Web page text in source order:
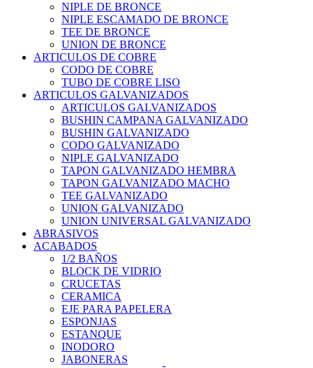
NIPLE DE BRONCE
NIPLE ESCAMADO DE BRONCE
TEE DE BRONCE
UNION DE BRONCE
ARTICULOS DE COBRE
CODO DE COBRE
TUBO DE COBRE LISO
ARTICULOS GALVANIZADOS
ARTICULOS GALVANIZADOS
BUSHIN CAMPANA GALVANIZADO
BUSHIN GALVANIZADO
CODO GALVANIZADO
NIPLE GALVANIZADO
TAPON GALVANIZADO HEMBRA
TAPON GALVANIZADO MACHO
TEE GALVANIZADO
UNION GALVANIZADO
UNION UNIVERSAL GALVANIZADO
ABRASIVOS
ACABADOS
1/2 BAÑOS
BLOCK DE VIDRIO
CRUCETAS
CERAMICA
EJE PARA PAPELERA
ESPONJAS
ESTANQUE
INODORO
JABONERAS